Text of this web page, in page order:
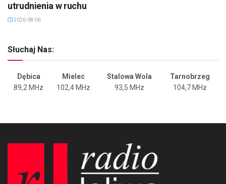
utrudnienia w ruchu
2026-08-06
Słuchaj Nas:
Dębica Mielec Stalowa Wola
Tarnobrzeg
89,2 MHz
102,4 MHz 93,5 MHz 104,7 MHz